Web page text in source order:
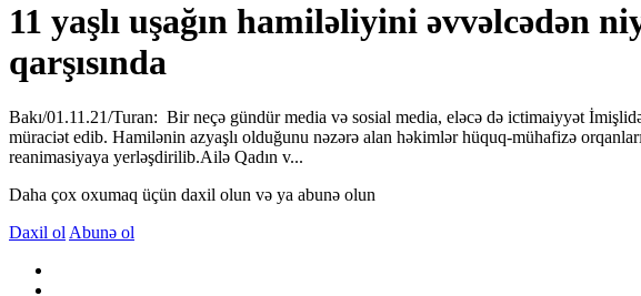
11 yaşlı uşağın hamiləliyini əvvəlcədən
qarşısında
Bakı/01.11.21/Turan: Bir neçə gündür media və sosial media, eləcə də ictimaiyyət
müraciət edib. Hamilənin azyaşlı olduğunu nəzərə alan həkimlər hüquq-mühafizə
reanimasiyaya yerləşdirilib.Ailə Qadın v...
Daha çox oxumaq üçün daxil olun və ya abunə olun
Daxil ol Abunə ol